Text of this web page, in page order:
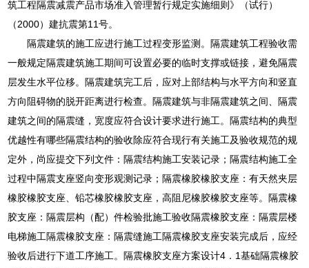
筑工程隔震减震产品市场准入管理暂行规定实施细则》（试行）
（2000）建抗震第11号。
隔震建筑的施工应进行施工过程变形监测。隔震建筑工程验收需
一般规定隔震建筑施工期间可设置必要的临时支撑或链接，避免隔震
层发生水平位移。隔震建筑完工后，应对上部结构与水平方向和竖直
方向阻碍物的脱开距离进行检查。隔震建筑与非隔震建筑之间、隔震
建筑之间的隔震缝，宽度应符合设计要求进行施工。隔震结构的典型
优越性有哪些隔震结构的验收除应符合现行有关施工及验收规范的规
定外，尚应提交下列文件：隔震结构施工安装记录；隔震结构施工全
过程中隔震支座竖向变形观测记录；隔震橡胶橡胶支座：有天然夹层
橡胶橡胶支座、铅芯橡胶橡胶支座，高阻尼橡胶橡胶支座等。隔震橡
胶支座：隔震层构（配）件检验批施工验收隔震橡胶支座：隔震层楼
电梯施工隔震橡胶支座：隔震缝施工隔震橡胶支座安装完成后，应经
验收后进行下道工序施工。隔震橡胶支座方案设计4．1基础隔震橡胶